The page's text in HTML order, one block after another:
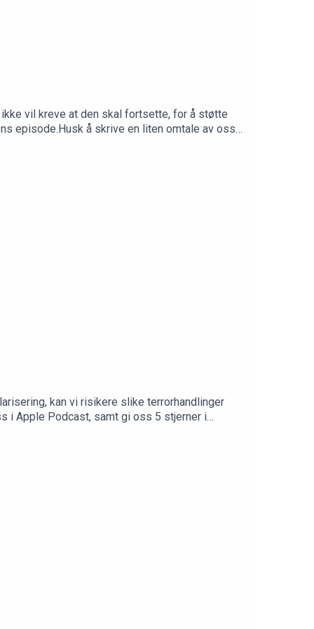
vil kreve at den skal fortsette, for å støtte
episode.Husk å skrive en liten omtale av oss i
så blir du varslet når nye episoder kommer
oss / send inn
Støtt Liberaleren gjennom diverse
valgfrie kroner til
Podcast på
kan vi risikere slike terrorhandlinger
i Apple Podcast, samt gi oss 5 stjerner i
ut.Følg/kontakt oss her:
https://twitter.com/LiberalerenPRate
Støtt Liberaleren gjennom diverse
valgfrie kroner til
Podcast på